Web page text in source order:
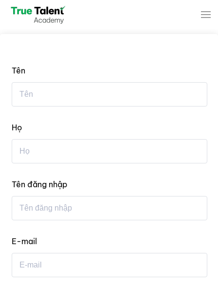
Tên
Họ
Tên đăng nhập
E-mail